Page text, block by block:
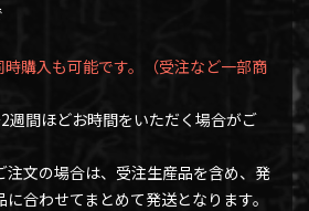
購入も可能です。（受注など一部商
週間ほどお時間をいただく場合がご
注文の場合は、受注生産品を含め、発
合わせてまとめて発送となります。